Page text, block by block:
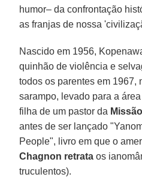
humor– da confrontação
as franjas de nossa
Nascido em 1956,
quinhão de violência e
todos os parentes em 1967,
sarampo, levado para a
filha de um pastor da
antes de ser lançado
People", livro em que o
Chagnon retrata os
truculentos).